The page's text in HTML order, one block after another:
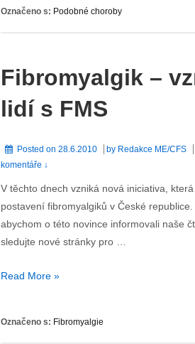
Označeno s: Podobné choroby
Fibromyalgik –
lidí s FMS
Posted on 28.6.2010 by Redakce ME/CFS
komentáře ↓
V těchto dnech vzniká nová iniciativa,
postavení fibromyalgiků v České
abychom o této novince informovali naše
sledujte nové stránky pro …
Fibromyalgik
iniciativa
Read More »
Označeno s: Fibromyalgie